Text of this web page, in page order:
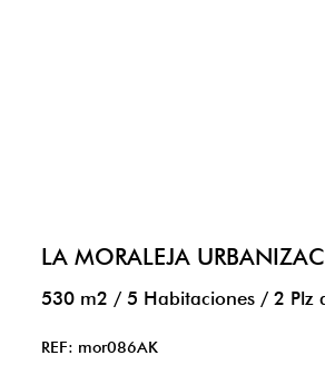
LA MORALEJA
530 m2 / 5 Habitaciones / 2 Plz
REF: mor086AK